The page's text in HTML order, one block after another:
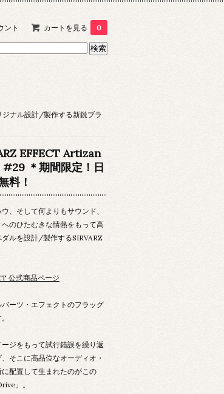
ント カートを見る 0
ナル設計/製作する新鋭ブラ
EFFECT Artizan
＊期間限定！日
料！
、そして何よりもサウンド、
のひたむきな情熱をもって高
ルを設計/製作するSIRVARZ
公式商品ページ
ーツ・エフェクトのフラッグ
ジをもって試行錯誤を繰り返
そこに高品位なオーディオ・
配置して生まれたのがこの
」。